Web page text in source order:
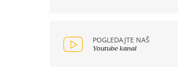
POGLEDAJTE NAŠ
Youtube kanal